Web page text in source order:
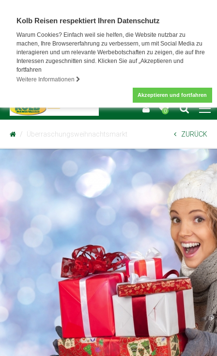
Kolb Reisen respektiert Ihren Datenschutz
Warum Cookies? Einfach weil sie helfen, die Website nutzbar zu
machen, Ihre Browsererfahrung zu verbessern, um mit Social Media zu
interagieren und um relevante Werbebotschaften zu zeigen, die auf Ihre
Interessen zugeschnitten sind. Klicken Sie auf „Akzeptieren und
fortfahren
Weitere Informationen
Akzeptieren und fortfahren
0
Überraschungsweihnachtsmarkt ZURÜCK